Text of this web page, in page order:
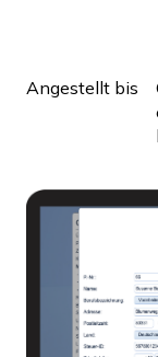
Angestellt bis